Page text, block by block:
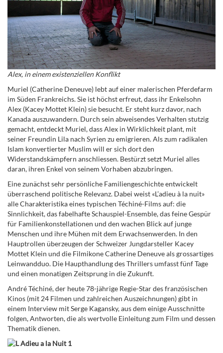
Alex, in einem existenziellen Konflikt
Muriel (Catherine Deneuve) lebt auf einer malerischen Pferdefarm
im Süden Frankreichs. Sie ist höchst erfreut, dass ihr Enkelsohn
Alex (Kacey Mottet Klein) sie besucht. Er steht kurz davor, nach
Kanada auszuwandern. Durch sein abweisendes Verhalten stutzig
gemacht, entdeckt Muriel, dass Alex in Wirklichkeit plant, mit
seiner Freundin Lila nach Syrien zu emigrieren. Als zum radikalen
Islam konvertierter Muslim will er sich dort den
Widerstandskämpfern anschliessen. Bestürzt setzt Muriel alles
daran, ihren Enkel von seinem Vorhaben abzubringen.
Eine zunächst sehr persönliche Familiengeschichte entwickelt
überraschend politische Relevanz. Dabei weist «L’adieu à la nuit»
alle Charakteristika eines typischen Téchiné-Films auf: die
Sinnlichkeit, das fabelhafte Schauspiel-Ensemble, das feine Gespür
für Familienkonstellationen und den wachen Blick auf junge
Menschen und ihre Mühen mit dem Erwachsenwerden. In den
Hauptrollen überzeugen der Schweizer Jungdarsteller Kacey
Mottet Klein und die Filmikone Catherine Deneuve als grossartiges
Leinwandduo. Die Haupthandlung des Thrillers umfasst fünf Tage
und einen monatigen Zeitsprung in die Zukunft.
André Téchiné, der heute 78-jährige Regie-Star des französischen
Kinos (mit 24 Filmen und zahlreichen Auszeichnungen) gibt in
einem Interview mit Serge Kagansky, aus dem einige Ausschnitte
folgen, Antworten, die als wertvolle Einleitung zum Film und dessen
Thematik dienen.